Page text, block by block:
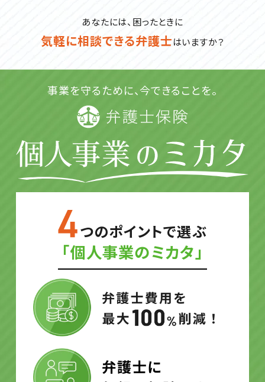
あなたには、困ったときに
気軽に相談できる弁護士はいますか？
事業を守るために、今できることを。
つのポイントで選ぶ
「個人事業のミカタ」